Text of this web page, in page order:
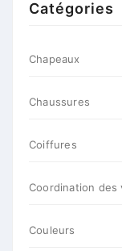
Catégories
Chapeaux
Chaussures
Coiffures
Coordination des
Couleurs